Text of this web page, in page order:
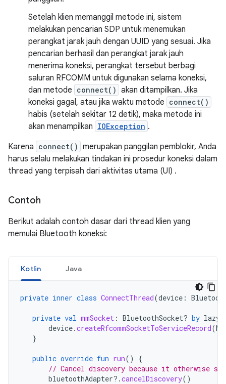
Setelah klien memanggil metode ini, sistem
melakukan pencarian SDP untuk menemukan
perangkat jarak jauh dengan UUID yang sesuai. Jika
pencarian berhasil dan perangkat jarak jauh
menerima koneksi, perangkat tersebut berbagi
saluran RFCOMM untuk digunakan selama koneksi,
dan metode connect() akan ditampilkan. Jika
koneksi gagal, atau jika waktu metode connect()
habis (setelah sekitar 12 detik), maka metode ini
akan menampilkan IOException .
Karena connect() merupakan panggilan pemblokir, Anda
harus selalu melakukan tindakan ini prosedur koneksi dalam
thread yang terpisah dari aktivitas utama (UI) .
Contoh
Berikut adalah contoh dasar dari thread klien yang
memulai Bluetooth koneksi:
Kotlin Java
private inner class ConnectThread(device :
private val mmSocket : BluetoothSocket? by lazy
device.createRfcommSocketToServiceRecord(
}
public override fun run()
{
// Cancel discovery because it otherwise
bluetoothAdapter?.cancelDiscovery()